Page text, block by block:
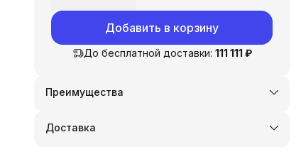
Добавить в корзину
До бесплатной доставки: 111 111 ₽
Преимущества
Оплата частями в Сплит
Удобный возврат
Доставка